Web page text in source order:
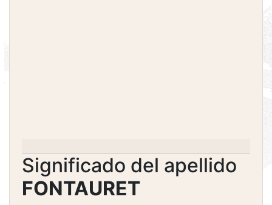
Significado del apellido
FONTAURET